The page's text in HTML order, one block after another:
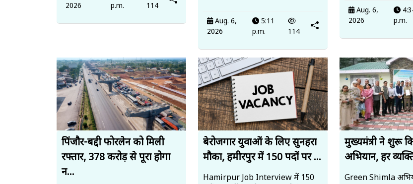
2026
p.m.
114
Aug. 6,
2026
5:11
p.m.
114
Aug. 6,
2026
p.m.
पिंजौर-बद्दी फोरलेन को मिली
रफ्तार, 378 करोड़ से पूरा होगा
न...
बेरोजगार युवाओं के लिए सुनहरा
मौका, हमीरपुर में 150 पदों पर ...
Hamirpur Job Interview में 150
मुख्यमंत्री ने शुरू
अभियान, हर
Green Shimla